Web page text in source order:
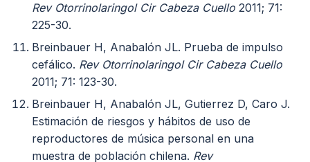
Rev Otorrinolaringol Cir Cabeza Cuello 2011; 71:
225-30.
Breinbauer H, Anabalón JL. Prueba de impulso
cefálico. Rev Otorrinolaringol Cir Cabeza Cuello
2011; 71: 123-30.
Breinbauer H, Anabalón JL, Gutierrez D, Caro J.
Estimación de riesgos y hábitos de uso de
reproductores de música personal en una
muestra de población chilena. Rev